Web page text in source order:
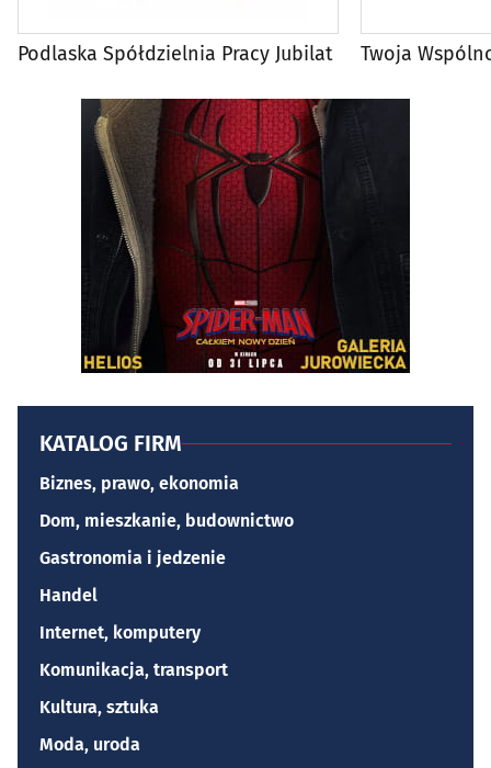
Podlaska Spółdzielnia Pracy Jubilat Twoja
KATALOG FIRM
Biznes, prawo, ekonomia
Dom, mieszkanie, budownictwo
Gastronomia i jedzenie
Handel
Internet, komputery
Komunikacja, transport
Kultura, sztuka
Moda, uroda